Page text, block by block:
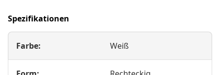
Spezifikationen
Farbe: Weiß